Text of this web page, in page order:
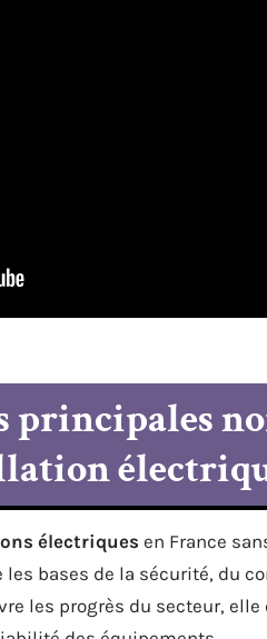
principales
électriques en France
bases de la sécurité, du
les progrès du secteur,